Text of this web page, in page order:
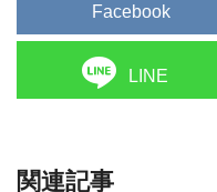
Facebook
LINE
関連記事